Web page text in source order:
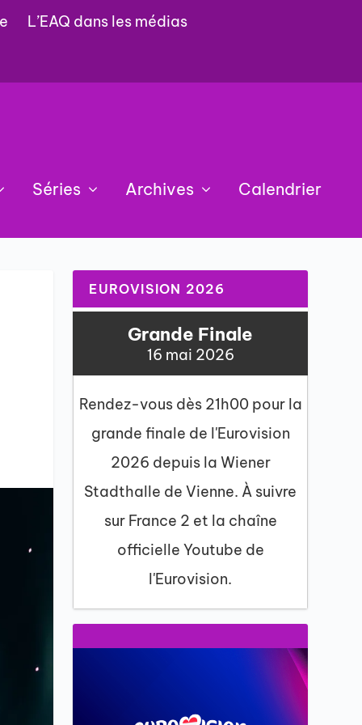
L’EAQ dans les médias
Séries Archives Calendrier
EUROVISION 2026
Grande Finale
16 mai 2026
Rendez-vous dès 21h00 pour la
grande finale de l'Eurovision
2026 depuis la Wiener
Stadthalle de Vienne. À suivre
sur France 2 et la chaîne
officielle Youtube de
l'Eurovision.